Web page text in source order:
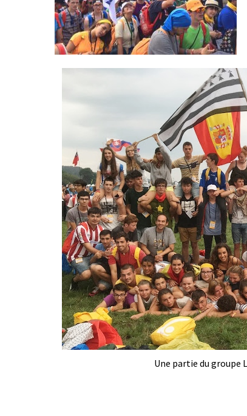
Une partie du groupe